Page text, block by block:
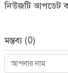
নিউজটি আপডেট
মন্তব্য (0)